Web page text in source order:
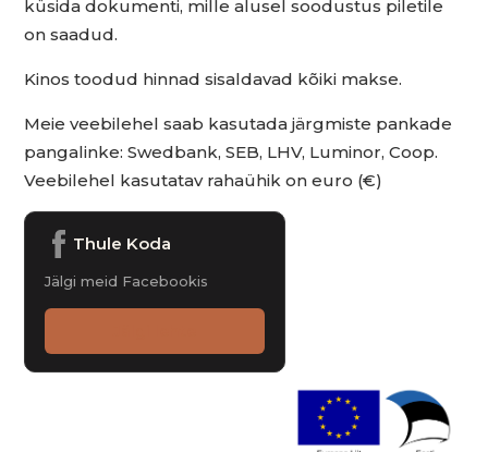
küsida dokumenti, mille alusel soodustus piletile
on saadud.
Kinos toodud hinnad sisaldavad kõiki makse.
Meie veebilehel saab kasutada järgmiste pankade
pangalinke: Swedbank, SEB, LHV, Luminor, Coop.
Veebilehel kasutatav rahaühik on euro (€)
Thule Koda
Jälgi meid Facebookis